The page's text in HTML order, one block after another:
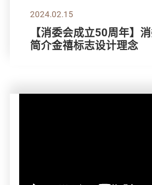
2024.02.15
【消委会成立50周年】
简介金禧标志设计理念